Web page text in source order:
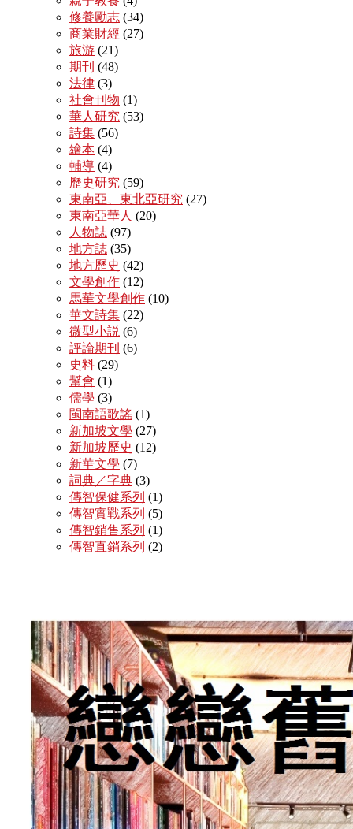
修養勵志 (34)
商業財經 (27)
旅游 (21)
期刊 (48)
法律 (3)
社會刊物 (1)
華人研究 (53)
詩集 (56)
繪本 (4)
輔導 (4)
歷史研究 (59)
東南亞、東北亞研究 (27)
東南亞華人 (20)
人物誌 (97)
地方誌 (35)
地方歷史 (42)
文學創作 (12)
馬華文學創作 (10)
華文詩集 (22)
微型小説 (6)
評論期刊 (6)
史料 (29)
幫會 (1)
儒學 (3)
閩南語歌謠 (1)
新加坡文學 (27)
新加坡歷史 (12)
新華文學 (7)
詞典／字典 (3)
傳智保健系列 (1)
傳智實戰系列 (5)
傳智銷售系列 (1)
傳智直銷系列 (2)